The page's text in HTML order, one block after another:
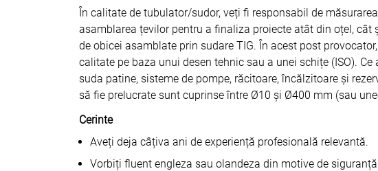
În calitate de tubulator/sudor, veți fi responsabil de
asamblarea țevilor pentru a finaliza proiecte atât din oțel,
de obicei asamblate prin sudare TIG. În acest post
calitate pe baza unui desen tehnic sau a unei schițe (ISO).
suda patine, sisteme de pompe, răcitoare, încălzitoare și
să fie prelucrate sunt cuprinse între Ø10 și Ø400 mm (sau
Cerinte
Aveți deja câțiva ani de experiență profesională relevantă.
Vorbiți fluent engleza sau olandeza din motive de